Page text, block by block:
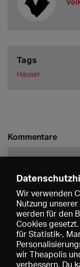
Tags
Häuser
Kommentare
Wir verwenden
Nutzung
werden für den
Cookies
für Statistik-,
wir Theapolis
verbessern. Du